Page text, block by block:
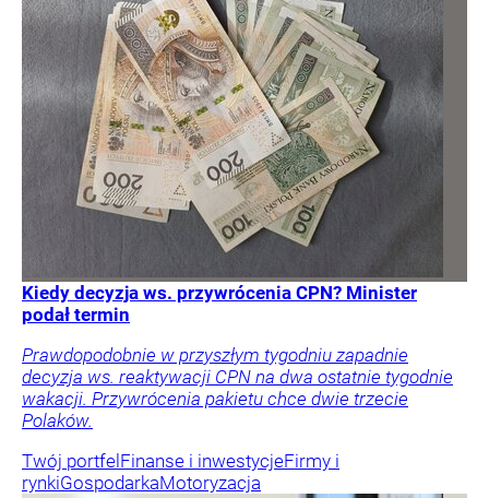
Kiedy decyzja ws. przywrócenia CPN? Minister
podał termin
Prawdopodobnie w przyszłym tygodniu zapadnie
decyzja ws. reaktywacji CPN na dwa ostatnie tygodnie
wakacji. Przywrócenia pakietu chce dwie trzecie
Polaków.
Twój portfel Finanse i inwestycjeFirmy i
rynkiGospodarkaMotoryzacja